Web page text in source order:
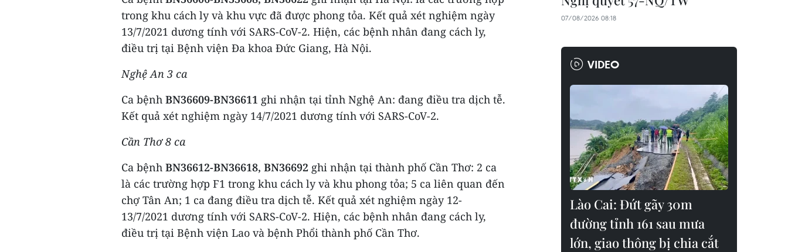
trong khu cách ly và khu vực đã được phong tỏa. Kết quả xét nghiệm ngày
13/7/2021 dương tính với SARS-CoV-2. Hiện, các bệnh nhân đang cách ly,
điều trị tại Bệnh viện Đa khoa Đức Giang, Hà Nội.
Nghệ An 3 ca
Ca bệnh BN36609-BN36611 ghi nhận tại tỉnh Nghệ An: đang điều tra dịch tễ.
Kết quả xét nghiệm ngày 14/7/2021 dương tính với SARS-CoV-2.
Cần Thơ 8 ca
Ca bệnh BN36612-BN36618, BN36692 ghi nhận tại thành phố Cần Thơ: 2 ca
là các trường hợp F1 trong khu cách ly và khu phong tỏa; 5 ca liên quan đến
chợ Tân An; 1 ca đang điều tra dịch tễ. Kết quả xét nghiệm ngày 12-
13/7/2021 dương tính với SARS-CoV-2. Hiện, các bệnh nhân đang cách ly,
điều trị tại Bệnh viện Lao và bệnh Phổi thành phố Cần Thơ.
07/08/2026 08:18
VIDEO
Lào Cai: Đứt gãy 30m
đường tỉnh 161 sau mưa
lớn, giao thông bị chia cắt